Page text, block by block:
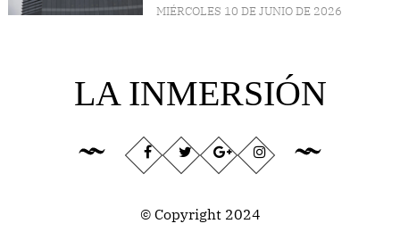
MIÉRCOLES 10 DE JUNIO DE 2026
LA INMERSIÓN
© Copyright 2024